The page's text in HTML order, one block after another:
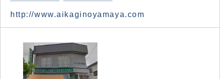
http://www.aikaginoyamaya.com